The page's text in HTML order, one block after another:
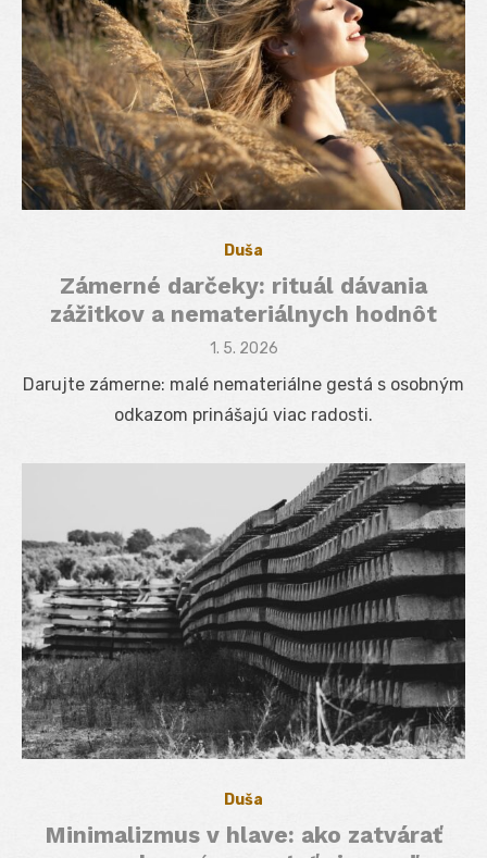
Duša
Zámerné darčeky: rituál dávania
zážitkov a nemateriálnych hodnôt
Posted
1. 5. 2026
Darujte zámerne: malé nemateriálne gestá s osobným
odkazom prinášajú viac radosti.
Duša
Minimalizmus v hlave: ako zatvárať